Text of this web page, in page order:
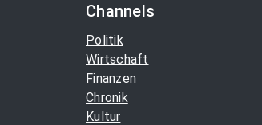
Channels
Politik
Wirtschaft
Finanzen
Chronik
Kultur